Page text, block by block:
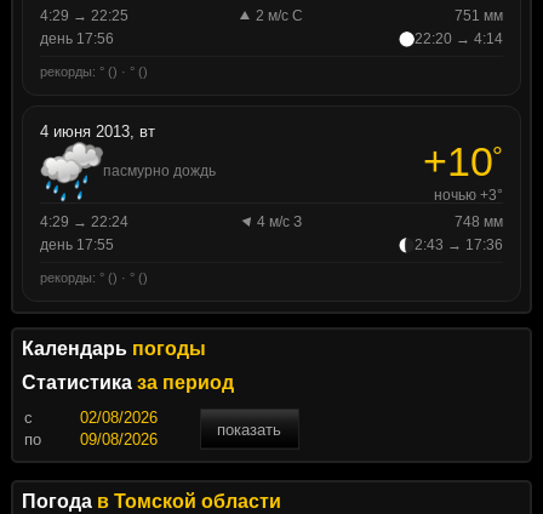
4:29 → 22:25
2 м/с С
751 мм
день 17:56
22:20 → 4:14
рекорды: ° () · ° ()
4 июня 2013, вт
пасмурно дождь +10°
ночью +3°
4:29 → 22:24
4 м/с З
748 мм
день 17:55
2:43 → 17:36
рекорды: ° () · ° ()
Календарь погоды
Статистика за период
c
показать
по
Погода в Томской области